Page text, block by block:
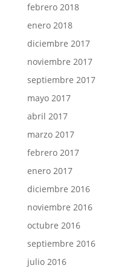
febrero 2018
enero 2018
diciembre 2017
noviembre 2017
septiembre 2017
mayo 2017
abril 2017
marzo 2017
febrero 2017
enero 2017
diciembre 2016
noviembre 2016
octubre 2016
septiembre 2016
julio 2016